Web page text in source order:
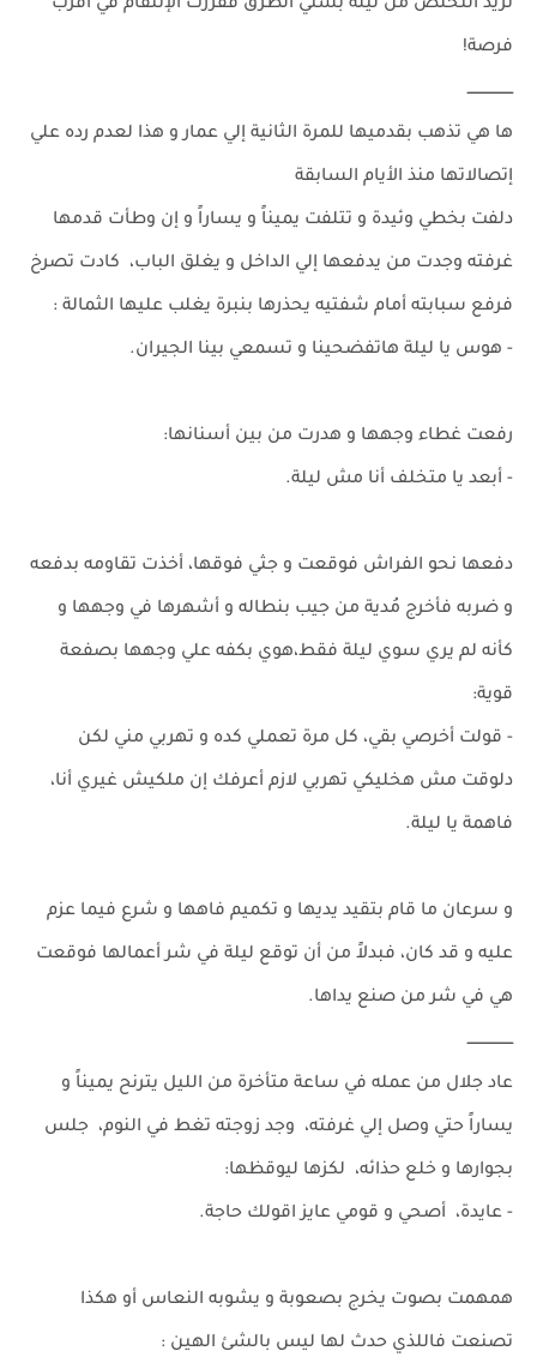
تريد التخلص من ليلة بشتي الطرق فقررت الإنتقام في اقرب
فرصة!
ـــــــــــــــــــ
ها هي تذهب بقدميها للمرة الثانية إلي عمار و هذا لعدم رده علي
إتصالاتها منذ الأيام السابقة
دلفت بخطي وئيدة و تتلفت يميناً و يساراً و إن وطأت قدمها
غرفته وجدت من يدفعها إلي الداخل و يغلق الباب، كادت تصرخ
فرفع سبابته أمام شفتيه يحذرها بنبرة يغلب عليها الثمالة :
- هوس يا ليلة هاتفضحينا و تسمعي بينا الجيران.
رفعت غطاء وجهها و هدرت من بين أسنانها:
- أبعد يا متخلف أنا مش ليلة.
دفعها نحو الفراش فوقعت و جثي فوقها، أخذت تقاومه بدفعه
و ضربه فأخرج مُدية من جيب بنطاله و أشهرها في وجهها و
كأنه لم يري سوي ليلة فقط،هوي بكفه علي وجهها بصفعة
قوية:
- قولت أخرصي بقي، كل مرة تعملي كده و تهربي مني لكن
دلوقت مش هخليكي تهربي لازم أعرفك إن ملكيش غيري أنا،
فاهمة يا ليلة.
و سرعان ما قام بتقيد يديها و تكميم فاهها و شرع فيما عزم
عليه و قد كان، فبدلاً من أن توقع ليلة في شر أعمالها فوقعت
هي في شر من صنع يداها.
ـــــــــــــــــــ
عاد جلال من عمله في ساعة متأخرة من الليل يترنح يميناً و
يساراً حتي وصل إلي غرفته، وجد زوجته تغط في النوم، جلس
بجوارها و خلع حذائه، لكزها ليوقظها:
- عايدة، أصحي و قومي عايز اقولك حاجة.
همهمت بصوت يخرج بصعوبة و يشوبه النعاس أو هكذا
تصنعت فاللذي حدث لها ليس بالشئ الهين :